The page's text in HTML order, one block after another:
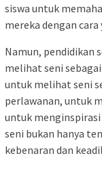
siswa untuk
mereka dengan
Namun, pendidikan
melihat seni
untuk melihat seni
perlawanan, untuk
untuk menginspirasi
seni bukan hanya
kebenaran dan